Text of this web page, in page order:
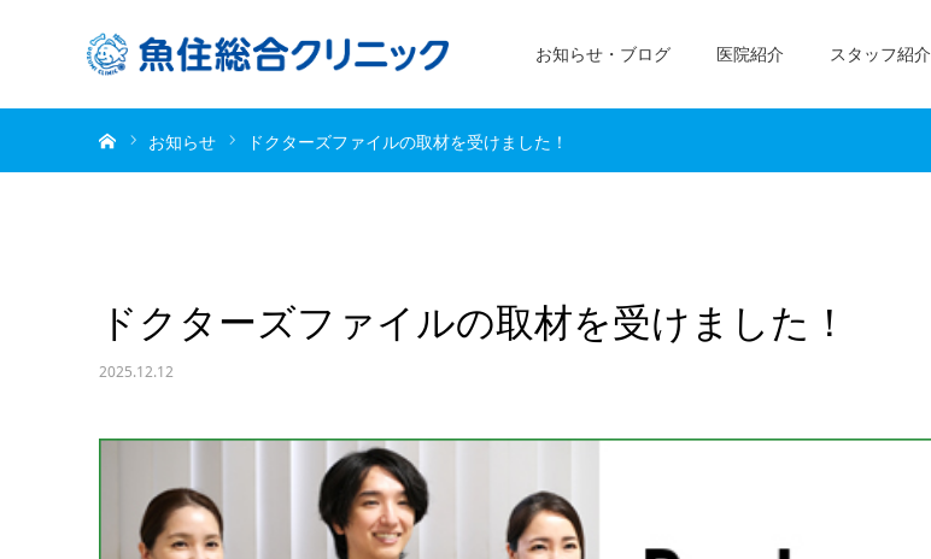
お知らせ・ブログ 医院紹介 スタッフ紹介
お知らせ ドクターズファイルの取材を受けました！
ドクターズファイルの取材を受けました！
2025.12.12